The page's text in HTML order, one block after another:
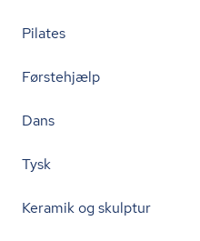
Pilates
Førstehjælp
Dans
Tysk
Keramik og skulptur